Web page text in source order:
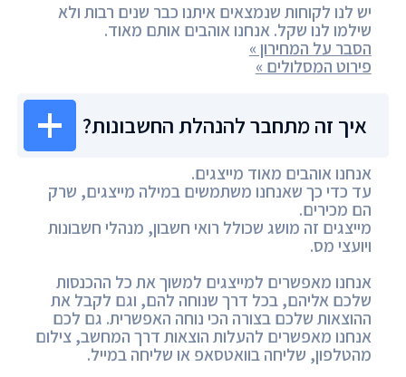
יש לנו לקוחות שנמצאים איתנו כבר שנים רבות ולא
שילמו לנו שקל. אנחנו אוהבים אותם מאוד.
הסבר על המחירון »
פירוט המסלולים »
איך זה מתחבר להנהלת החשבונות?
אנחנו אוהבים מאוד מייצגים.
עד כדי כך שאנחנו משתמשים במילה מייצגים, שרק
הם מכירים.
מייצגים זה מושג שכולל רואי חשבון, מנהלי חשבונות
ויועצי מס.
אנחנו מאפשרים למייצגים למשוך את כל ההכנסות
שלכם אליהם, בכל דרך שנוחה להם, וגם לקבל את
ההוצאות שלכם בצורה הכי נוחה האפשרית. גם לכם
אנחנו מאפשרים להעלות הוצאות דרך המחשב, צילום
מהטלפון, שליחה בוואטסאפ או שליחה במייל.